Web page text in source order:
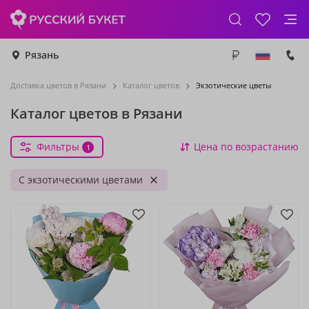
Рязань
Доставка цветов в Рязани Каталог цветов Экзотические цветы
Каталог цветов в Рязани
Фильтры 1 Цена по возрастанию
С экзотическими цветами